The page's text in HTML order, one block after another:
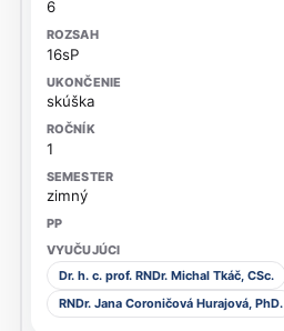
6
16sP
skúška
1
zimný
Dr. h. c. prof. RNDr. Michal Tkáč, CSc.
RNDr. Jana Coroničová Hurajová, PhD.